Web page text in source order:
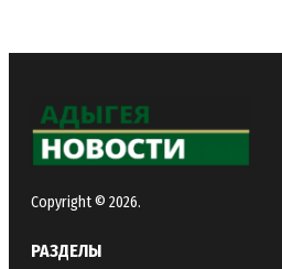
Copyright © 2026.
РАЗДЕЛЫ